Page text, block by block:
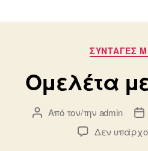
ΣΥΝΤΑΓΈΣ
Ομελέτα
Συντάκτης
Από τον/την admin
Δεν